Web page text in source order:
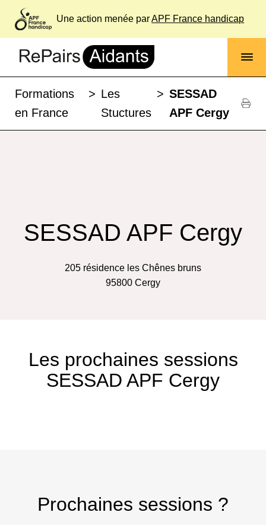
Une action menée parAPF France handicap
Formations
en France
> Les
Stuctures
> SESSAD
APF Cergy
SESSAD APF Cergy
205 résidence les Chênes bruns
95800 Cergy
Les prochaines sessions
SESSAD APF Cergy
Prochaines sessions ?